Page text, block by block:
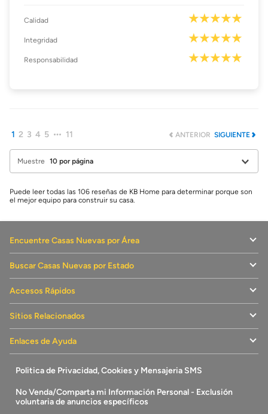
Calidad
Integridad
Responsabilidad
ANTERIOR
1 2 3 4 5 11 SIGUIENTE
Muestre
Puede leer todas las 106 reseñas de KB Home para determinar porque son
el mejor equipo para construir su casa.
Encuentre Casas Nuevas por Área
Buscar Casas Nuevas por Estado
Accesos Rápidos
Sitios Relacionados
Enlaces de Ayuda
Politica de Privacidad, Cookies y Mensajeria SMS
No Venda/Comparta mi Información Personal - Exclusión
voluntaria de anuncios específicos